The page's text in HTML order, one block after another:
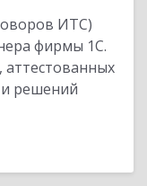
ИТС)
фирмы 1С.
аттестованных
решений